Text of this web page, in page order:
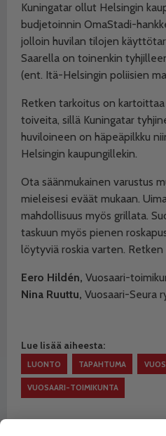
Kuningatar ollut Helsingin
budjetoinnin OmaStadi-
jolloin huvilan tilojen
Saarella on toinenkin
(ent. Itä-Helsingin poliisien
Retken tarkoitus on
toiveita, sillä Kuningatar
huviloineen on häpeäpilkku
Helsingin kaupungillekin.
Ota säänmukainen varustus
mieleisesi eväät mukaan.
mahdollisuus myös grillata.
taskuun myös pienen
löytyviä roskia varten.
Eero Hildén, Vuosaari-
Nina Ruuttu, Vuosaari-Seura
Lue lisää aiheesta:
LUONTO TAPAHTUMA
VUOSAARI-TOIMIKUNTA